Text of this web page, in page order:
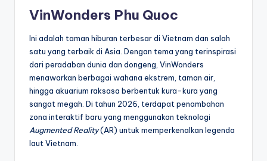
VinWonders Phu Quoc
Ini adalah taman hiburan terbesar di Vietnam dan salah
satu yang terbaik di Asia. Dengan tema yang terinspirasi
dari peradaban dunia dan dongeng, VinWonders
menawarkan berbagai wahana ekstrem, taman air,
hingga akuarium raksasa berbentuk kura-kura yang
sangat megah. Di tahun 2026, terdapat penambahan
zona interaktif baru yang menggunakan teknologi
Augmented Reality(AR) untuk memperkenalkan legenda
laut Vietnam.